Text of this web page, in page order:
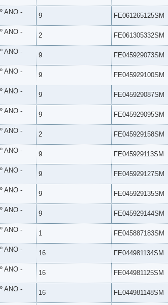
ANO -
9 FE061265125SM
ANO -
2 FE061305332SM
ANO -
9 FE045929073SM
ANO -
9 FE045929100SM
ANO -
9 FE045929087SM
ANO -
9 FE045929095SM
ANO -
2 FE045929158SM
ANO -
9 FE045929113SM
ANO -
9 FE045929127SM
ANO -
9 FE045929135SM
ANO -
9 FE045929144SM
ANO -
1 FE045887183SM
ANO -
16 FE044981134SM
ANO -
16 FE044981125SM
ANO -
16 FE044981148SM